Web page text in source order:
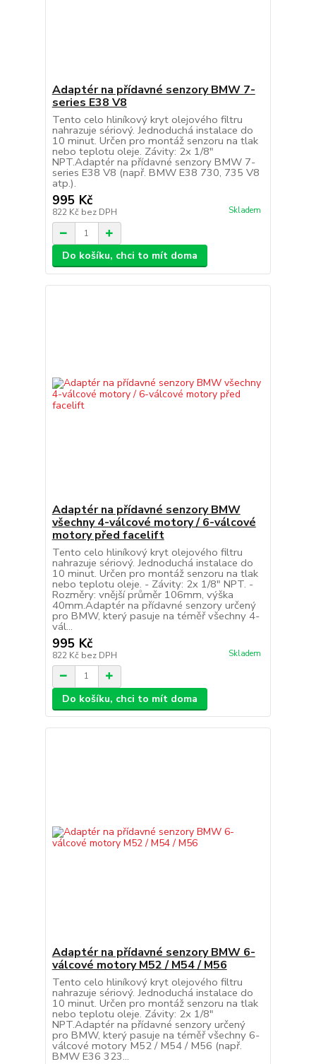
Adaptér na přídavné senzory BMW 7-
series E38 V8
Tento celo hliníkový kryt olejového filtru
nahrazuje sériový. Jednoduchá instalace do
10 minut. Určen pro montáž senzoru na tlak
nebo teplotu oleje. Závity: 2x 1/8"
NPT.Adaptér na přídavné senzory BMW 7-
series E38 V8 (např. BMW E38 730, 735 V8
atp.).
995 Kč
822 Kč bez DPH Skladem
Do košíku, chci to mít doma
Adaptér na přídavné senzory BMW
všechny 4-válcové motory / 6-válcové
motory před facelift
Tento celo hliníkový kryt olejového filtru
nahrazuje sériový. Jednoduchá instalace do
10 minut. Určen pro montáž senzoru na tlak
nebo teplotu oleje. - Závity: 2x 1/8" NPT. -
Rozměry: vnější průměr 106mm, výška
40mm.Adaptér na přídavné senzory určený
pro BMW, který pasuje na téměř všechny 4-
vál...
995 Kč
822 Kč bez DPH Skladem
Do košíku, chci to mít doma
Adaptér na přídavné senzory BMW 6-
válcové motory M52 / M54 / M56
Tento celo hliníkový kryt olejového filtru
nahrazuje sériový. Jednoduchá instalace do
10 minut. Určen pro montáž senzoru na tlak
nebo teplotu oleje. Závity: 2x 1/8"
NPT.Adaptér na přídavné senzory určený
pro BMW, který pasuje na téměř všechny 6-
válcové motory M52 / M54 / M56 (např.
BMW E36 323...